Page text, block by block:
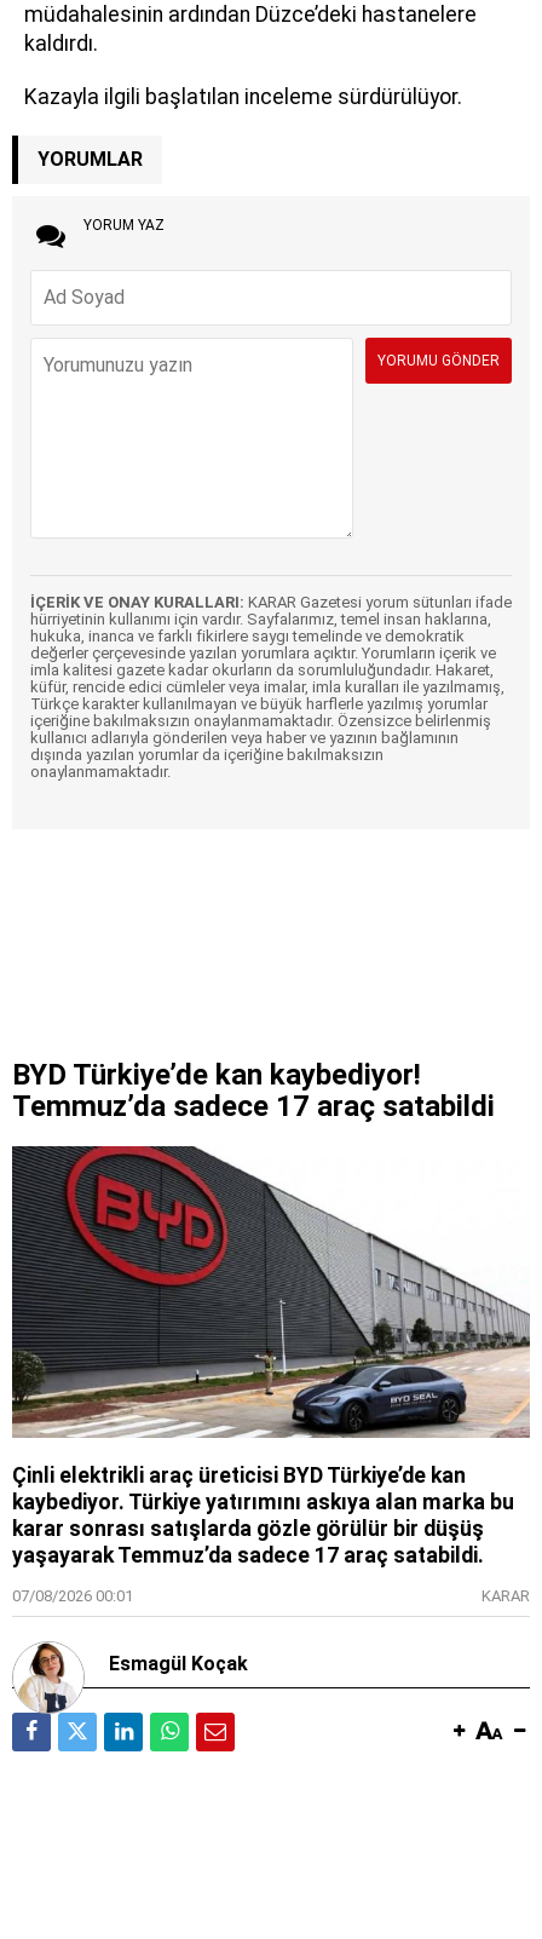
müdahalesinin ardından Düzce’deki hastanelere
kaldırdı.
Kazayla ilgili başlatılan inceleme sürdürülüyor.
YORUMLAR
YORUM YAZ
İÇERİK VE ONAY KURALLARI: KARAR Gazetesi yorum sütunları ifade
hürriyetinin kullanımı için vardır. Sayfalarımız, temel insan haklarına,
hukuka, inanca ve farklı fikirlere saygı temelinde ve demokratik
değerler çerçevesinde yazılan yorumlara açıktır. Yorumların içerik ve
imla kalitesi gazete kadar okurların da sorumluluğundadır. Hakaret,
küfür, rencide edici cümleler veya imalar, imla kuralları ile yazılmamış,
Türkçe karakter kullanılmayan ve büyük harflerle yazılmış yorumlar
içeriğine bakılmaksızın onaylanmamaktadır. Özensizce belirlenmiş
kullanıcı adlarıyla gönderilen veya haber ve yazının bağlamının
dışında yazılan yorumlar da içeriğine bakılmaksızın
onaylanmamaktadır.
BYD Türkiye’de kan kaybediyor!
Temmuz’da sadece 17 araç satabildi
Çinli elektrikli araç üreticisi BYD Türkiye’de kan
kaybediyor. Türkiye yatırımını askıya alan marka bu
karar sonrası satışlarda gözle görülür bir düşüş
yaşayarak Temmuz’da sadece 17 araç satabildi.
07/08/2026 00:01 KARAR
Esmagül Koçak